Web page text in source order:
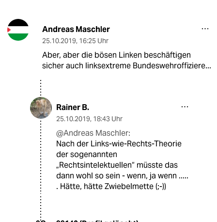
Andreas Maschler
25.10.2019, 16:25 Uhr
Aber, aber die bösen Linken beschäftigen
sicher auch linksextreme Bundeswehroffiziere...
Rainer B.
25.10.2019, 18:43 Uhr
@Andreas Maschler:
Nach der Links-wie-Rechts-Theorie
der sogenannten
„Rechtsintelektuellen“ müsste das
dann wohl so sein - wenn, ja wenn .....
. Hätte, hätte Zwiebelmette (;-))